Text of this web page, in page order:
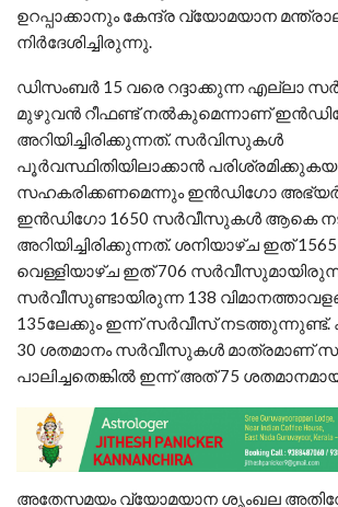
ഉറപ്പാക്കാനും കേന്ദ്ര വ്യോമയാന
നിര്‍ദേശിച്ചിരുന്നു.
ഡിസംബര്‍ 15 വരെ റദ്ദാക്കുന്ന എല്ലാ
മുഴുവന്‍ റീഫണ്ട് നല്‍കുമെന്നാണ്
അറിയിച്ചിരിക്കുന്നത്. സര്‍വിസുകള്‍
പൂര്‍വസ്ഥിതിയിലാക്കാന്‍
സഹകരിക്കണമെന്നും ഇന്‍ഡിഗോ
ഇന്‍ഡിഗോ 1650 സര്‍വീസുകള്‍ ആകെ
അറിയിച്ചിരിക്കുന്നത്. ശനിയാഴ്ച ഇത്
വെള്ളിയാഴ്ച ഇത് 706
സര്‍വീസുണ്ടായിരുന്ന 138
135ലേക്കും ഇന്ന് സര്‍വീസ് നടത്തുന്നുണ്ട്.
30 ശതമാനം സര്‍വീസുകള്‍ മാത്രമാണ്
പാലിച്ചതെങ്കില്‍ ഇന്ന് അത് 75
അതേസമയം വ്യോമയാന ശൃംഖല